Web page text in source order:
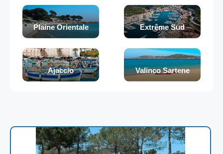
Plaine Orientale Extrême Sud
Ajaccio Valinco Sartene